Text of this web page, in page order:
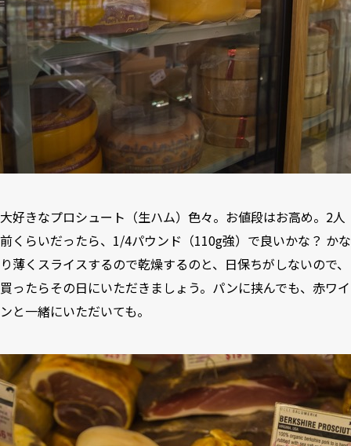
大好きなプロシュート（生ハム）色々。お値段はお高め。2人
前くらいだったら、1/4パウンド（110g強）で良いかな？ かな
り薄くスライスするので乾燥するのと、日保ちがしないので、
買ったらその日にいただきましょう。パンに挟んでも、赤ワイ
ンと一緒にいただいても。